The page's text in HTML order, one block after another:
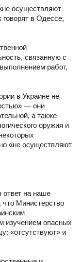
осуществляют
говорят в Одессе,
связанную с
работ,
в Украине не
— они
а также
оружия и
«не осуществляют
ответ на наше
что Министерство
изучением опасных
«отсутствуют» и